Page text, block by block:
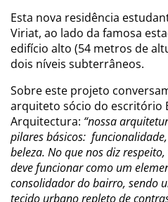
Esta nova residência
Viriat, ao lado da famosa
edifício alto (54 metros de
dois níveis subterrâneos.
Sobre este projeto
arquiteto sócio do escritório
Arquitectura: “nossa
pilares básicos:
beleza. No que nos diz
deve funcionar como um
consolidador do bairro, sendo
tecido urbano repleto de